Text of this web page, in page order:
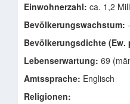
Einwohnerzahl: ca. 1,2
Bevölkerungswachstum:
Bevölkerungsdichte (Ew.
Lebenserwartung: 69
Amtssprache: Englisch
Religionen: